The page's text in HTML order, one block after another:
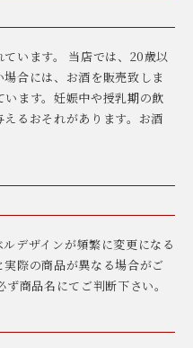
います。 当店では、20歳以
合には、お酒を販売致しま
ます。妊娠中や授乳期の飲
るおそれがあります。お酒
デザインが頻繁に変更になる
際の商品が異なる場合がご
商品名にてご判断下さい。